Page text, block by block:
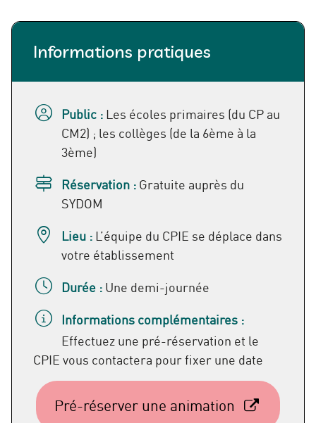
Informations pratiques
Public : Les écoles primaires (du CP au
CM2) ; les collèges (de la 6ème à la
3ème)
Réservation : Gratuite auprès du
SYDOM
Lieu : L’équipe du CPIE se déplace dans
votre établissement
Durée : Une demi-journée
Informations complémentaires :
Effectuez une pré-réservation et le
CPIE vous contactera pour fixer une date
Pré-réserver une animation